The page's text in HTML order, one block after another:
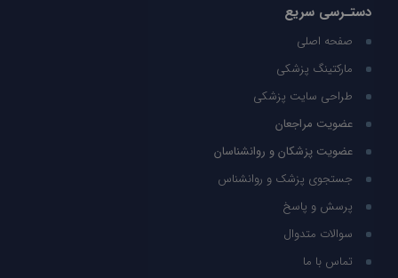
دستـرسی سریع
صفحه اصلی
مارکتینگ پزشکی
طراحی سایت پزشکی
عضویت مراجعان
عضویت پزشکان و روانشناسان
جستجوی پزشک و روانشناس
پرسش و پاسخ
سوالات متدوال
تماس با ما